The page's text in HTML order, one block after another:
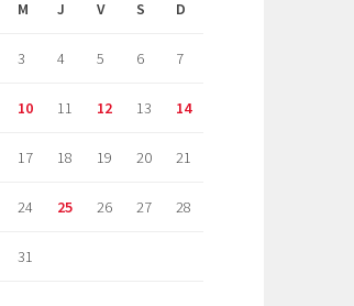
M J V S D
3 4 5 6 7
10 11 12 13 14
17 18 19 20 21
24 25 26 27 28
31